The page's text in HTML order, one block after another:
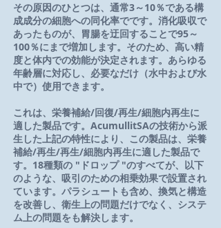
その原因のひとつは、通常3～10％である構
成成分の細胞への同化率でです。消化吸収で
あったものが、胃腸を迂回することで95～
100％にまで増加します。そのため、高い精
度と体内での効能が決定されます。あらゆる
年齢層に対応し、必要なだけ（水中および水
中で）使用できます。
これは、栄養補給/回復/再生/細胞内再生に
適した製品です。AcumullitSAの技術から派
生した上記の特性により、この製品は、栄養
補給/再生/再生/細胞内再生に適した製品で
す。18種類の "ドロップ "のすべてが、以下
のような、吸引のための相乗効果で設置され
ています。パラシュートも含め、換気と構造
を改善し、衛生上の問題だけでなく、システ
ム上の問題をも解決します。